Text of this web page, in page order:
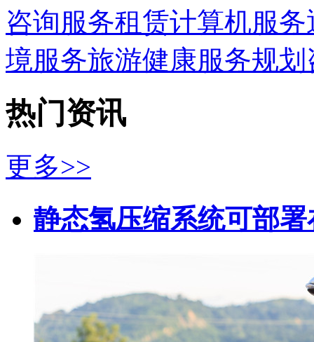
咨询服务租赁计算机服务
境服务旅游健康服务规划
热门资讯
更多>>
静态氢压缩系统可部